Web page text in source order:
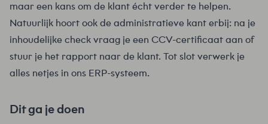
maar een kans om de klant écht verder te helpen.
Natuurlijk hoort ook de administratieve kant erbij: na je
inhoudelijke check vraag je een CCV-certificaat aan of
stuur je het rapport naar de klant. Tot slot verwerk je
alles netjes in ons ERP-systeem.
Dit ga je doen